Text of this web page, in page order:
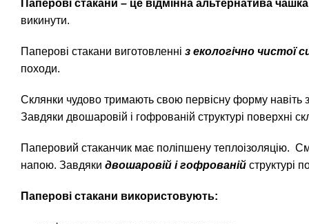
Паперові стакани – це відмінна альтернатива
викинути.
Паперові стакани виготовленні з екологічно чистої
походи.
Склянки чудово тримають свою первісну форму навіть
Завдяки двошаровій і гофрованій структурі поверхні
Паперовий стаканчик має поліпшену теплоізоляцію.
напою. Завдяки двошаровій і гофрованій структурі
Паперові стакани використовують: